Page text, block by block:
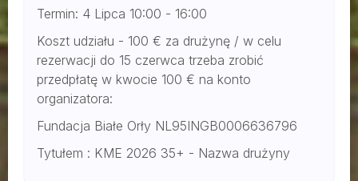
Termin: 4 Lipca 10:00 - 16:00
Koszt udziału - 100 € za drużynę / w celu
rezerwacji do 15 czerwca trzeba zrobić
przedpłatę w kwocie 100 € na konto
organizatora:
Fundacja Białe Orły NL95INGB0006636796
Tytułem : KME 2026 35+ - Nazwa drużyny